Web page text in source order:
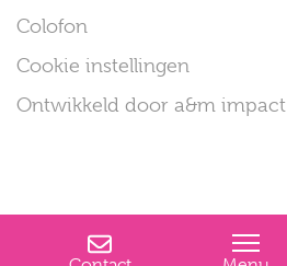
Colofon
Cookie instellingen
Ontwikkeld door a&m impact